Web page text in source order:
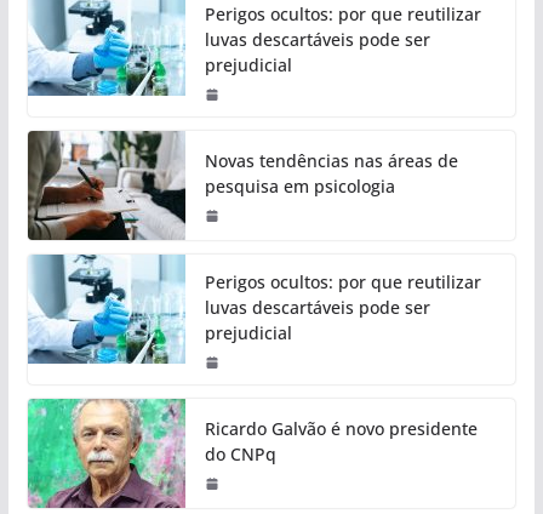
Perigos ocultos: por que reutilizar
luvas descartáveis pode ser
prejudicial
Novas tendências nas áreas de
pesquisa em psicologia
Perigos ocultos: por que reutilizar
luvas descartáveis pode ser
prejudicial
Ricardo Galvão é novo presidente
do CNPq